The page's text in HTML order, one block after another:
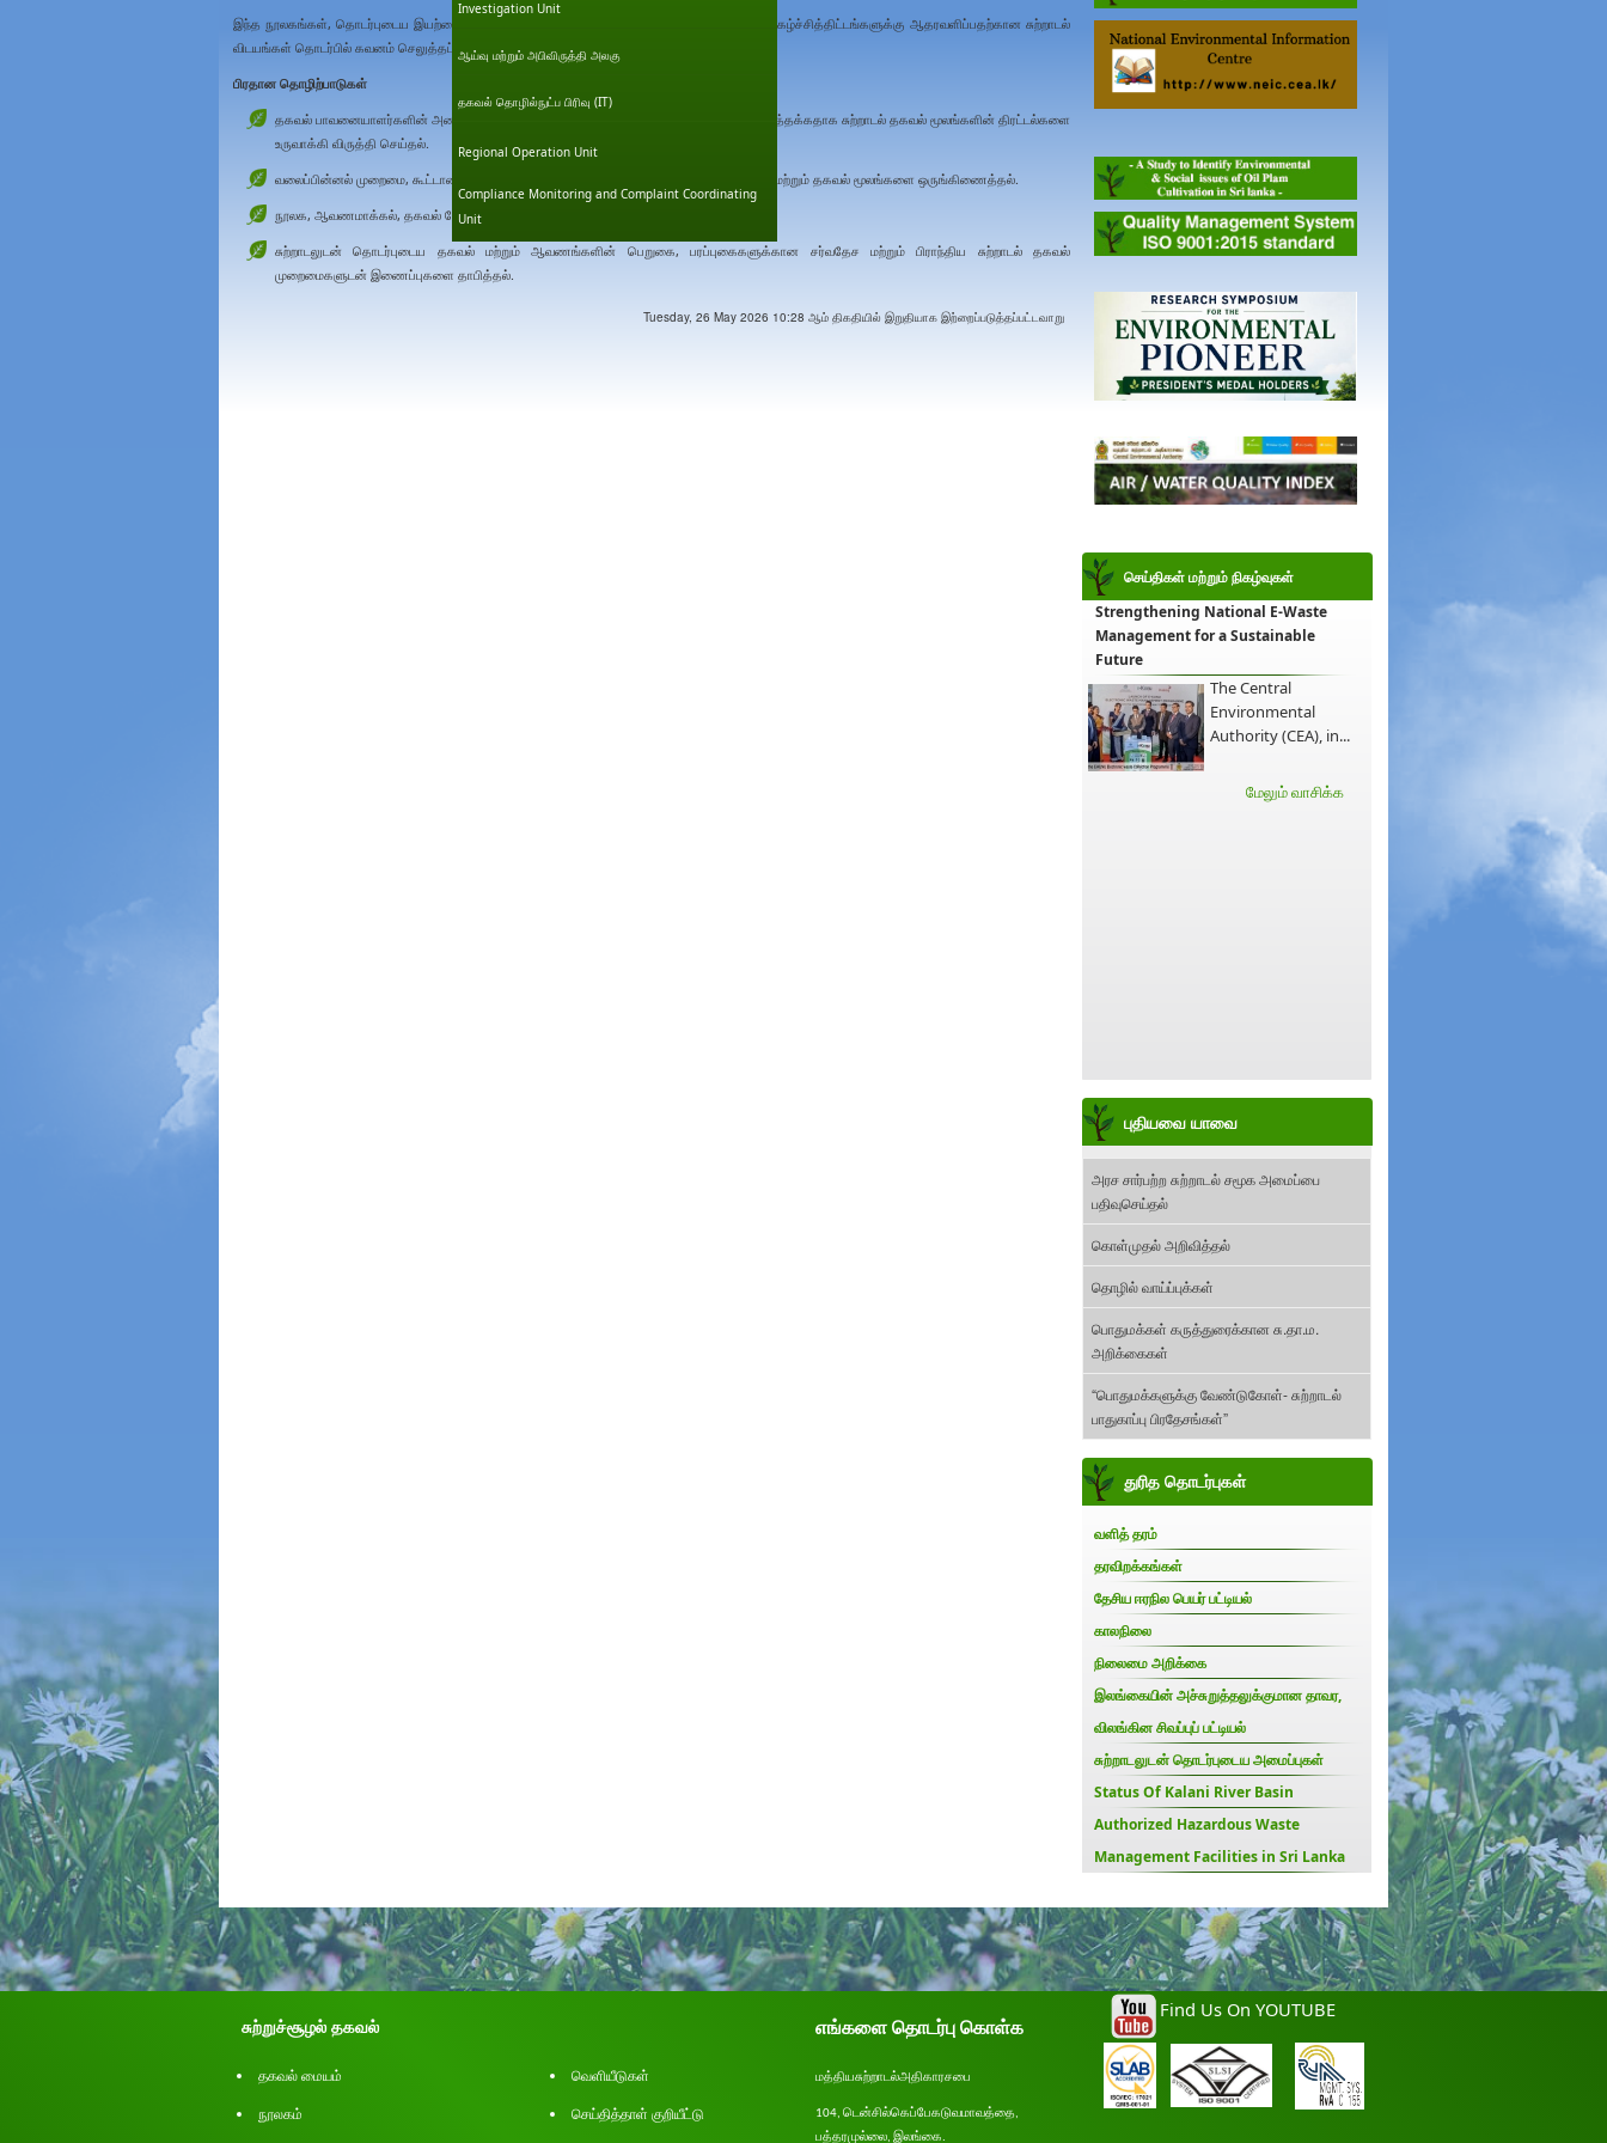
Investigation Unit
ஆய்வு மற்றும் அபிவிருத்தி அலகு
தகவல் தொழில்நுட்ப பிரிவு (IT)
Regional Operation Unit
Compliance Monitoring and Complaint Coordinating
Unit
இந்த நூலகங்கள், தொடர்புடைய இயற்கை கள நிலையங்களினால் நடாத்தப்படுகின்ற விழிப்புணர்வு நிகழ்ச்சித்திட்டங்களுக்கு ஆதரவளிப்பதற்கான சுற்றாடல்
விடயங்கள் தொடர்பில் கவனம் செலுத்தப்பட்ட தமது திரட்டலை பேணிவருகின்றன.
பிரதான தொழிற்பாடுகள்
தகவல் பாவனையாளர்களின் அனைத்து வகுதியினது தகவல் தேவைகளையும் திருப்தி செய்யத்தக்கதாக சுற்றாடல் தகவல் மூலங்களின் திரட்டல்களை
உருவாக்கி விருத்தி செய்தல்.
வலைப்பின்னல் முறைமை, கூட்டாண்மை நிகழ்ச்சித்திட்டங்கள் ஊடாக சுற்றாடல் தகவல் திரட்டல் மற்றும் தகவல் மூலங்களை ஒருங்கிணைத்தல்.
நூலக, ஆவணமாக்கல், தகவல் சேவைகளை வழங்குதல்.
சுற்றாடலுடன் தொடர்புடைய தகவல் மற்றும் ஆவணங்களின் பெறுகை, பரப்புகைகளுக்கான சர்வதேச மற்றும் பிராந்திய சுற்றாடல் தகவல்
முறைமைகளுடன் இணைப்புகளை தாபித்தல்.
Tuesday, 26 May 2026 10:28 ஆம் திகதியில் இறுதியாக இற்றைப்படுத்தப்பட்டவாறு
செய்திகள் மற்றும் நிகழ்வுகள்
Strengthening National E-Waste
Management for a Sustainable
Future
The Central
Environmental
Authority (CEA), in...
மேலும் வாசிக்க
புதியவை யாவை
அரச சார்பற்ற சுற்றாடல் சமூக அமைப்பை
பதிவுசெய்தல்
கொள்முதல் அறிவித்தல்
தொழில் வாய்ப்புக்கள்
பொதுமக்கள் கருத்துரைக்கான சு.தா.ம.
அறிக்கைகள்
“பொதுமக்களுக்கு வேண்டுகோள்- சுற்றாடல்
பாதுகாப்பு பிரதேசங்கள்”
துரித தொடர்புகள்
வளித் தரம்
தரவிறக்கங்கள்
தேசிய ஈரநில பெயர் பட்டியல்
காலநிலை
நிலைமை அறிக்கை
இலங்கையின் அச்சுறுத்தலுக்குமான தாவர,
விலங்கின சிவப்புப் பட்டியல்
சுற்றாடலுடன் தொடர்புடைய அமைப்புகள்
Status Of Kalani River Basin
Authorized Hazardous Waste
Management Facilities in Sri Lanka
சுற்றுச்சூழல் தகவல்
தகவல் மையம்
வெளியீடுகள்
நூலகம்
செய்தித்தாள் குறியீட்டு
எங்களை தொடர்பு கொள்க
மத்தியசுற்றாடல்அதிகாரசபை
104, டென்சில்கெப்பேகடுவமாவத்தை,
பத்தரமுல்லை, இலங்கை
Find Us On YOUTUBE